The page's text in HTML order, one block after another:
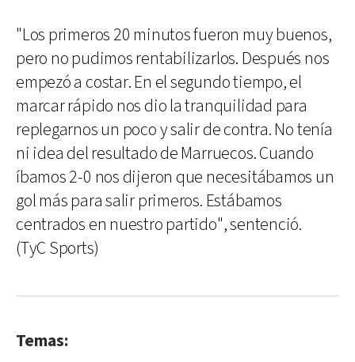
"Los primeros 20 minutos fueron muy buenos,
pero no pudimos rentabilizarlos. Después nos
empezó a costar. En el segundo tiempo, el
marcar rápido nos dio la tranquilidad para
replegarnos un poco y salir de contra. No tenía
ni idea del resultado de Marruecos. Cuando
íbamos 2-0 nos dijeron que necesitábamos un
gol más para salir primeros. Estábamos
centrados en nuestro partido", sentenció.
(TyC Sports)
Temas: